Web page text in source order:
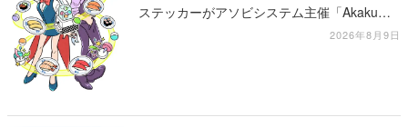
ステッカーがアソビシステム主催「Akaku
2026年8月9日